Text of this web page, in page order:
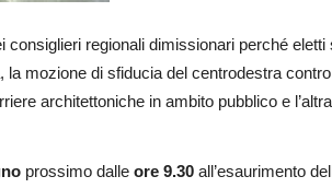
regionali dimissionari perché
mozione di sfiducia del centrodestra
architettoniche in ambito pubblico e
prossimo dalle ore 9.30 all’esaurimento